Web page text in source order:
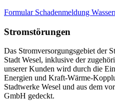
Formular Schadenmeldung
Stromstörungen
Das Stromversorgungsgebiet der
Stadt Wesel, inklusive der
unserer Kunden wird durch die
Energien und Kraft-Wärme-
Stadtwerke Wesel und aus dem
GmbH gedeckt.